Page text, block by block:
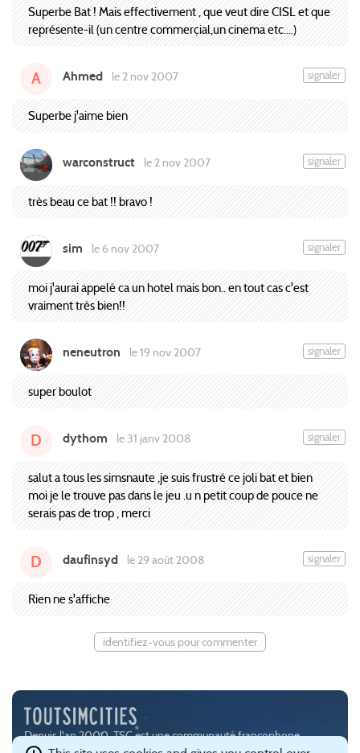
Superbe Bat ! Mais effectivement , que veut dire CISL et que
représente-il (un centre commerçial,un cinema etc....)
A Ahmed le 2 nov 2007 signaler
Superbe j'aime bien
warconstruct le 2 nov 2007 signaler
très beau ce bat !! bravo !
sim le 6 nov 2007 signaler
moi j'aurai appelé ca un hotel mais bon.. en tout cas c'est
vraiment trés bien!!
neneutron le 19 nov 2007 signaler
super boulot
D dythom le 31 janv 2008 signaler
salut a tous les simsnaute ,je suis frustré ce joli bat et bien
moi je le trouve pas dans le jeu .u n petit coup de pouce ne
serais pas de trop , merci
D daufinsyd le 29 août 2008 signaler
Rien ne s'affiche
identifiez-vous pour commenter
Depuis l'an 2000, TSC est une communauté francophone